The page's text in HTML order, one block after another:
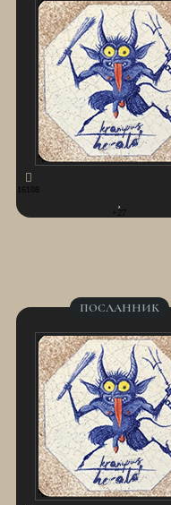
16108
+27
ПОСЛАННИК